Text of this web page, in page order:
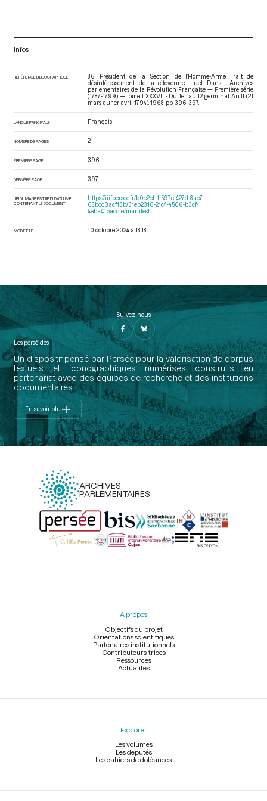
Infos
RÉFÉRENCE BIBLIOGRAPHIQUE
86. Président de la Section de l’Homme-Armé. Trait de
désintéressement de la citoyenne Huel. Dans : Archives
parlementaires de la Révolution Française — Première série
(1787-1799) — Tome LXXXVII - Du 1er au 12 germinal An II (21
mars au 1er avril 1794) . 1968. pp. 396-397.
LANGUE PRINCIPALE Français
NOMBRE DE PAGES 2
PREMIÈRE PAGE 396
DERNIÈRE PAGE 397
URI DU MANIFEST IIIF DU VOLUME
CONTENANT LE DOCUMENT
https://iiif.persee.fr/b0e2cf11-597c-427d-8ac7-
68bcc0acf13b/31eb2316-21c4-4506-b3cf-
4eba41baccfe/manifest
MODIFIÉ LE 10 octobre 2024 à 18:18
Suivez-nous
Les perséides
Un dispositif pensé par Persée pour la valorisation de corpus
textuels et iconographiques numérisés construits en
partenariat avec des équipes de recherche et des institutions
documentaires.
En savoir plus
ARCHIVES
PARLEMENTAIRES
Menu
À propos
Objectifs du projet
Orientations scientifiques
Partenaires institutionnels
Contributeurs-trices
Ressources
Actualités
Explorer
Les volumes
Les députés
Les cahiers de doléances